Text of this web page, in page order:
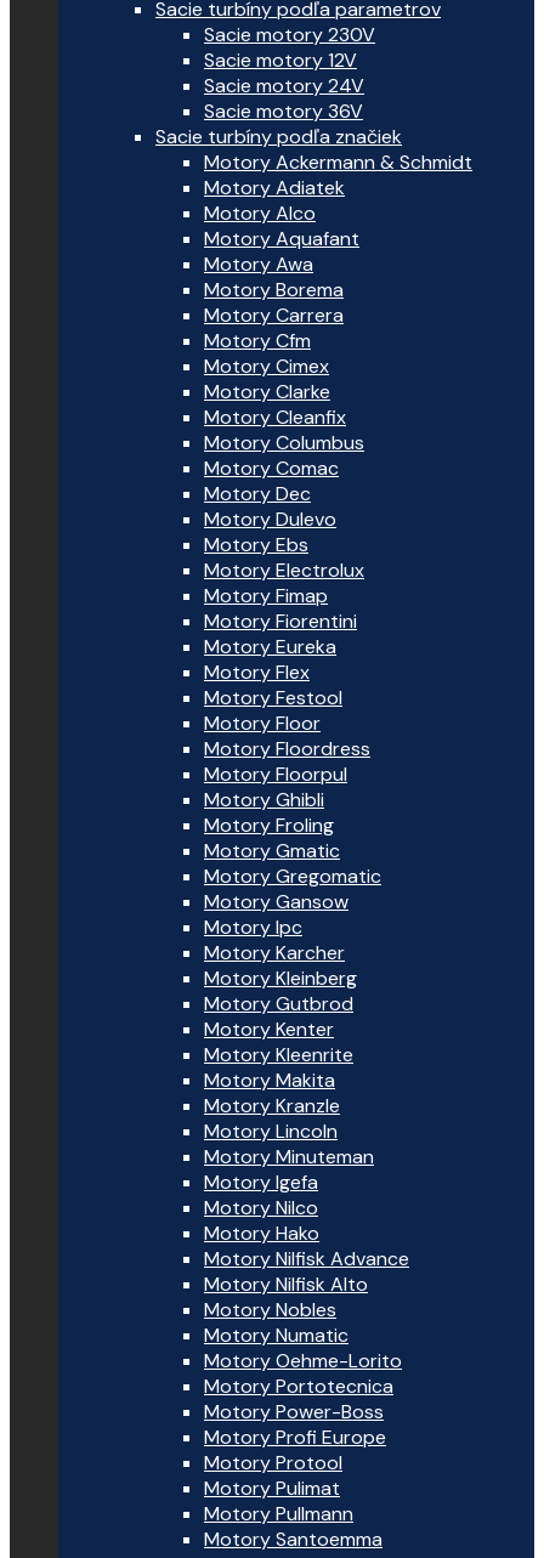
Sacie turbíny podľa parametrov
Sacie motory 230V
Sacie motory 12V
Sacie motory 24V
Sacie motory 36V
Sacie turbíny podľa značiek
Motory Ackermann & Schmidt
Motory Adiatek
Motory Alco
Motory Aquafant
Motory Awa
Motory Borema
Motory Carrera
Motory Cfm
Motory Cimex
Motory Clarke
Motory Cleanfix
Motory Columbus
Motory Comac
Motory Dec
Motory Dulevo
Motory Ebs
Motory Electrolux
Motory Fimap
Motory Fiorentini
Motory Eureka
Motory Flex
Motory Festool
Motory Floor
Motory Floordress
Motory Floorpul
Motory Ghibli
Motory Froling
Motory Gmatic
Motory Gregomatic
Motory Gansow
Motory Ipc
Motory Karcher
Motory Kleinberg
Motory Gutbrod
Motory Kenter
Motory Kleenrite
Motory Makita
Motory Kranzle
Motory Lincoln
Motory Minuteman
Motory Igefa
Motory Nilco
Motory Hako
Motory Nilfisk Advance
Motory Nilfisk Alto
Motory Nobles
Motory Numatic
Motory Oehme-Lorito
Motory Portotecnica
Motory Power-Boss
Motory Profi Europe
Motory Protool
Motory Pulimat
Motory Pullmann
Motory Santoemma